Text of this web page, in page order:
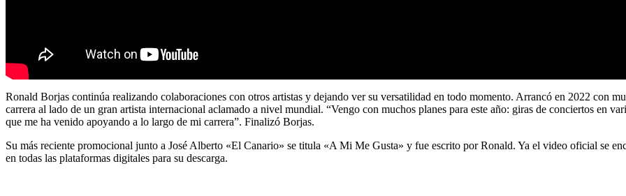
Ronald Borjas continúa realizando colaboraciones con otros artistas y dejando ver su versatilidad en todo momento. Arrancó en 2022 con
carrera al lado de un gran artista internacional aclamado a nivel mundial. “Vengo con muchos planes para este año: giras de conciertos en
que me ha venido apoyando a lo largo de mi carrera”. Finalizó Borjas.
Su más reciente promocional junto a José Alberto «El Canario» se titula «A Mi Me Gusta» y fue escrito por Ronald. Ya el video oficial se
en todas las plataformas digitales para su descarga.